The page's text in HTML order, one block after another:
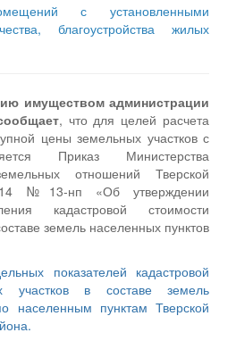
с установленными
благоустройства жилых
имуществом администрации
, что для целей расчета
цены земельных участков с
Приказ Министерства
отношений Тверской
№13-нп «Об утверждении
кадастровой стоимости
земель населенных пунктов
показателей кадастровой
участков в составе земель
населенным пунктам Тверской